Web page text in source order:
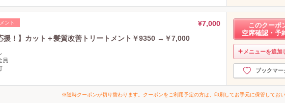
ント
¥7,000
援！】カット＋髪質改善トリートメント￥9350 →￥7,000
員
このクーポ
空席確認・予
メニューを追加
ブックマー
※随時クーポンが切り替わります。クーポンをご利用予定の方は、印刷してお手元に保管しておい